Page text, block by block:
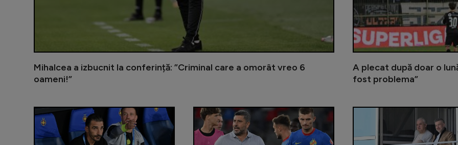
Mihalcea a izbucnit la conferință: ”Criminal care a omorât vreo 6
oameni!”
A plecat după doar o
fost problema”
Nici Pintilii și Charalambous nu îl